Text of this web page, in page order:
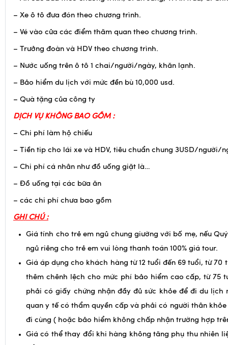
– Vé vào cửa các điểm thăm quan theo chương trình.
– Trưởng đoàn và HDV theo chương trình.
– Nước uống trên ô tô 1 chai/người/ngày, khăn lạnh.
– Bảo hiểm du lịch với mức đền bù 10,000 usd.
– Quà tặng của công ty
DỊCH VỤ KHÔNG BAO GỒM :
– Chi phí làm hộ chiếu
– Tiền tip cho lái xe và HDV, tiêu chuẩn chung 3USD/người/
– Chi phí cá nhân như đồ uống giặt là…
– Đồ uống tại các bữa ăn
– các chi phí chưa bao gồm
GHI CHÚ :
Giá tính cho trẻ em ngủ chung giường với bố mẹ, nếu
ngủ riêng cho trẻ em vui lòng thanh toán 100% giá tour.
Giá áp dụng cho khách hàng từ 12 tuổi đến 69 tuổi, từ 70
thêm chênh lệch cho mức phí bảo hiểm cao cấp, từ 75
phải có giấy chứng nhận đầy đủ sức khỏe để đi du lịch
quan y tế có thẩm quyền cấp và phải có người thân
đi cùng ( hoặc bảo hiểm không chấp nhận trường hợp
Giá có thể thay đổi khi hàng không tăng phụ thu nhiên
đổi
Chương trình và giờ bay có thể thay đổi tuỳ theo ngày